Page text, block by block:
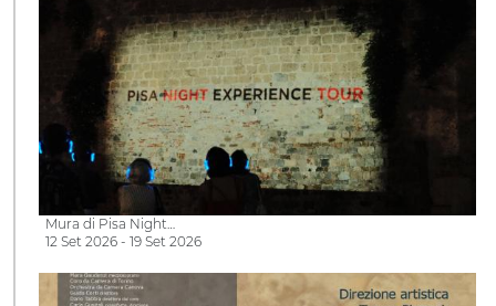
Mura di Pisa Night…
12 Set 2026 - 19 Set 2026